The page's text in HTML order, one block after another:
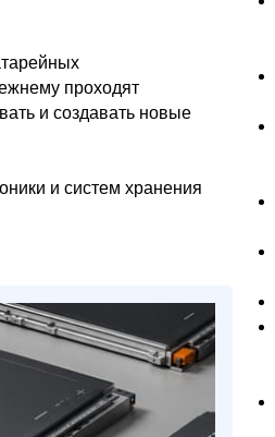
проходят
и создавать новые
и систем хранения